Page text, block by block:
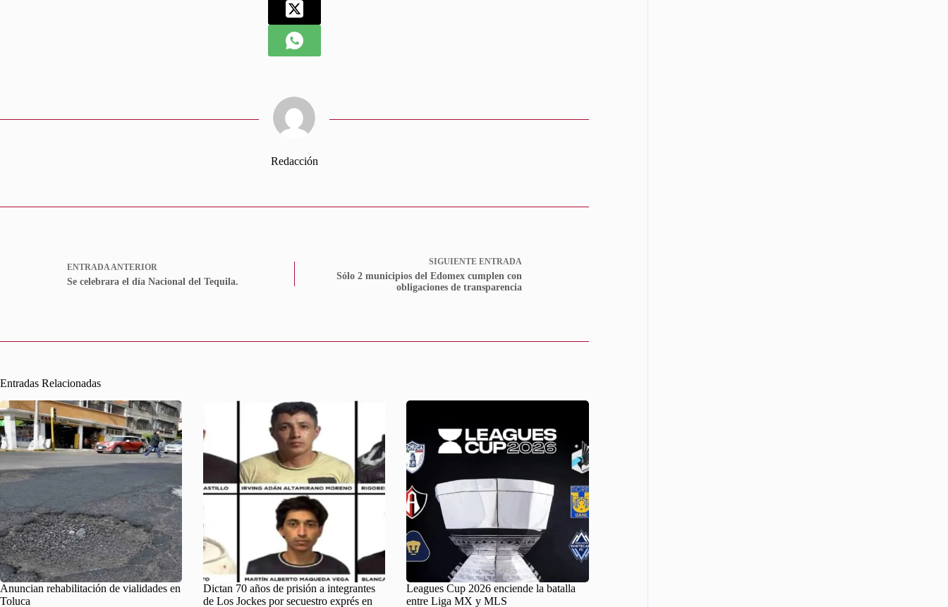
Redacción
ENTRADAANTERIOR
Se celebrara el día Nacional del Tequila.
SIGUIENTE ENTRADA
Sólo 2 municipios del Edomex cumplen con
obligaciones de transparencia
Entradas Relacionadas
Anuncian rehabilitación de vialidades en
Toluca
Dictan 70 años de prisión a integrantes
de Los Jockes por secuestro exprés en
Leagues Cup 2026 enciende la batalla
entre Liga MX y MLS